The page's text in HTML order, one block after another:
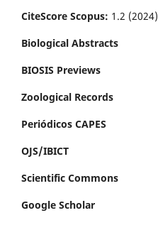
CiteScore Scopus: 1.2 (2024)
Biological Abstracts
BIOSIS Previews
Zoological Records
Periódicos CAPES
OJS/IBICT
Scientific Commons
Google Scholar